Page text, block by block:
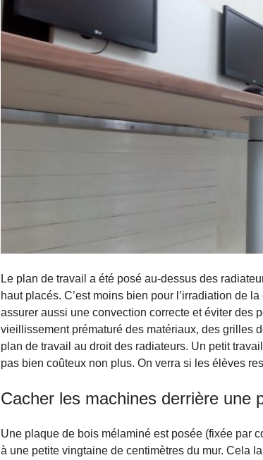
Le plan de travail a été posé au-dessus des
haut placés. C’est moins bien pour l’irradiation de
assurer aussi une convection correcte et éviter des
vieillissement prématuré des matériaux, des grilles
plan de travail au droit des radiateurs. Un petit
pas bien coûteux non plus. On verra si les élèves
Cacher les machines derrière une
Une plaque de bois mélaminé est posée (fixée par
à une petite vingtaine de centimètres du mur. Cela